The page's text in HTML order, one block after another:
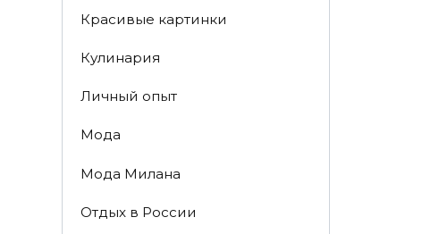
Красивые картинки
Кулинария
Личный опыт
Мода
Мода Милана
Отдых в России